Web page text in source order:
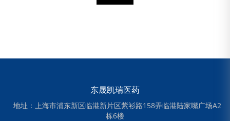
东晟凯瑞医药
地址：上海市浦东新区临港新片区紫衫路158弄临港陆家嘴广场A2
栋6楼